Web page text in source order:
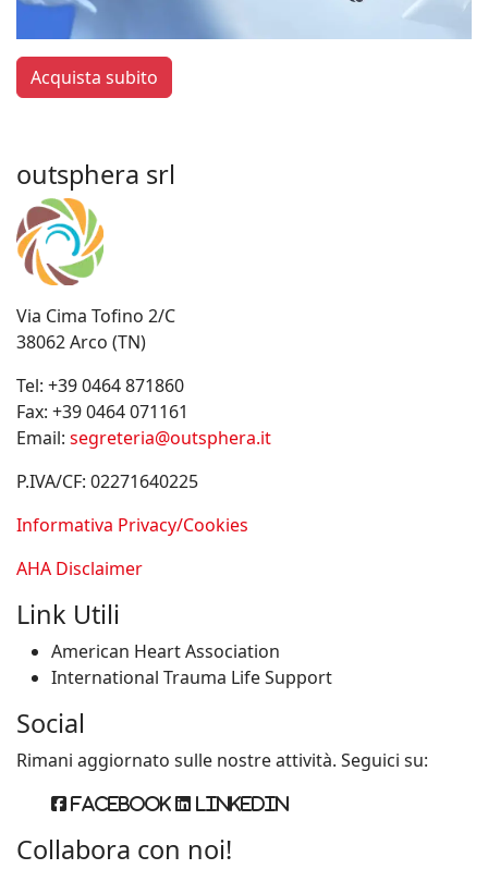
Acquista subito
outsphera srl
Via Cima Tofino 2/C
38062 Arco (TN)
Tel: +39 0464 871860
Fax: +39 0464 071161
Email: segreteria@outsphera.it
P.IVA/CF: 02271640225
Informativa Privacy/Cookies
AHA Disclaimer
Link Utili
American Heart Association
International Trauma Life Support
Social
Rimani aggiornato sulle nostre attività. Seguici su:
Facebook Linkedin
Collabora con noi!